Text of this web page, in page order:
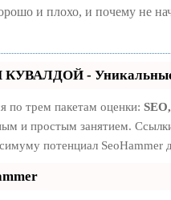
и плохо, и почему не
- Уникальные
по трем пакетам оценки:
и простым занятием.
потенциал SeoHammer